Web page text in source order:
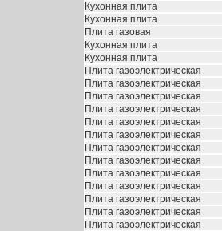
Кухонная плита
Кухонная плита
Плита газовая
Кухонная плита
Кухонная плита
Плита газоэлектрическая
Плита газоэлектрическая
Плита газоэлектрическая
Плита газоэлектрическая
Плита газоэлектрическая
Плита газоэлектрическая
Плита газоэлектрическая
Плита газоэлектрическая
Плита газоэлектрическая
Плита газоэлектрическая
Плита газоэлектрическая
Плита газоэлектрическая
Плита газоэлектрическая